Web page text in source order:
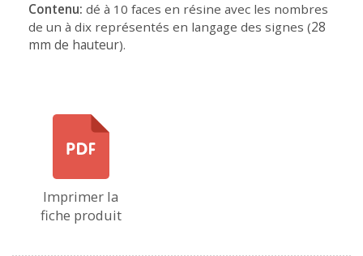
Contenu: dé à 10 faces en résine avec les nombres
de un à dix représentés en langage des signes (28
mm de hauteur).
Imprimer la
fiche produit